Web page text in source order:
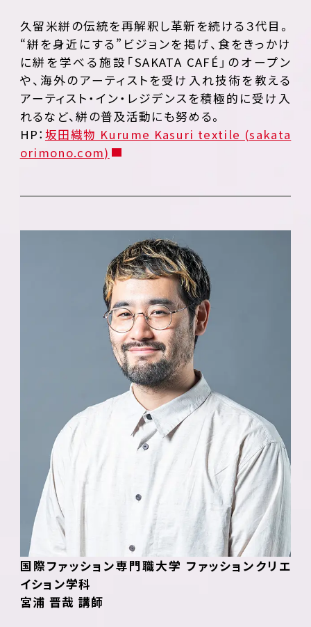
久留米絣の伝統を再解釈し革新を続ける３代目。
“絣を身近にする”ビジョンを掲げ、食をきっかけ
に絣を学べる施設「SAKATA CAFÉ」のオープン
や、海外のアーティストを受け入れ技術を教える
アーティスト・イン・レジデンスを積極的に受け入
れるなど、絣の普及活動にも努める。
HP： 坂田織物 Kurume Kasuri textile (sakata
orimono.com)
国際ファッション専門職大学 ファッションクリエ
イション学科
宮浦 晋哉 講師